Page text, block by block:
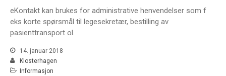
oktober 2025
juni 2022
eKontakt kan brukes for administrative henvendelser som f
eks korte spørsmål til legesekretær, bestilling av
pasienttransport ol.
14. januar 2018
Klosterhagen
Informasjon